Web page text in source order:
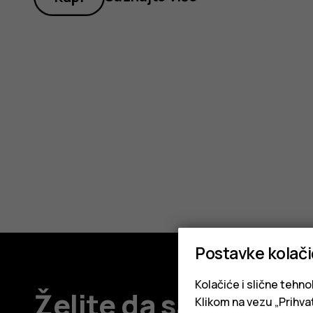
Želite da saznate
Postavke
Kolačiće i slične
Klikom na vezu